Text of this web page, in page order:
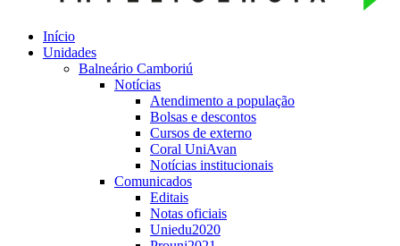
Início
Unidades
Balneário Camboriú
Notícias
Atendimento a população
Bolsas e descontos
Cursos de externo
Coral UniAvan
Notícias institucionais
Comunicados
Editais
Notas oficiais
Uniedu2020